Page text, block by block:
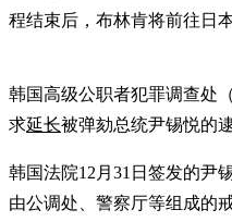
程结束后，布林肯将前往日本
韩国高级公职者犯罪调查处
求延长被弹劾总统尹锡悦的
韩国法院12月31日签发的尹
由公调处、警察厅等组成的